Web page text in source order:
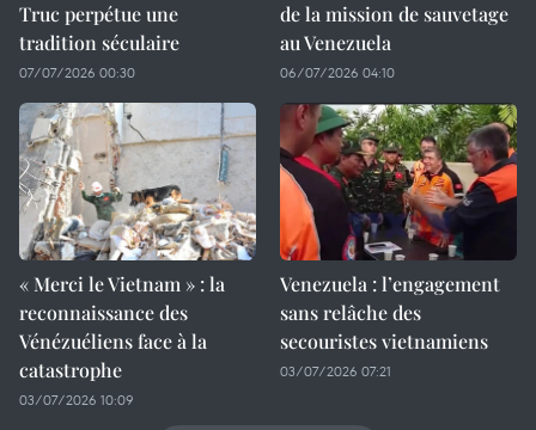
Truc perpétue une
tradition séculaire
07/07/2026 00:30
de la mission de sauvetage
au Venezuela
06/07/2026 04:10
« Merci le Vietnam » : la
reconnaissance des
Vénézuéliens face à la
catastrophe
03/07/2026 10:09
Venezuela : l’engagement
sans relâche des
secouristes vietnamiens
03/07/2026 07:21